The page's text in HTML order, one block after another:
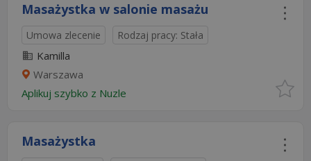
Masażystka w salonie masażu
Umowa zlecenie Rodzaj pracy: Stała
Kamilla
Warszawa
Aplikuj szybko z Nuzle
Masażystka